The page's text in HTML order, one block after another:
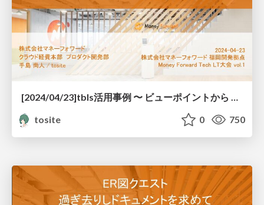
tosite
0 750